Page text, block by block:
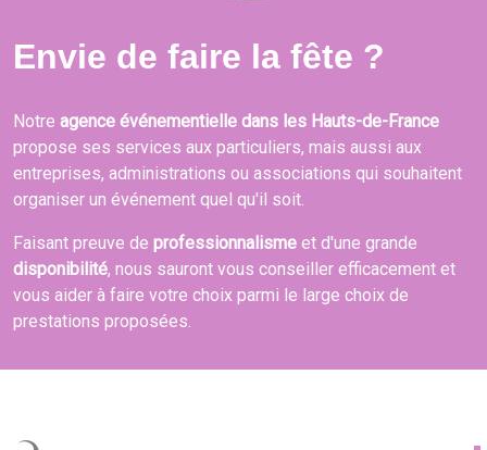
Envie de faire la fête ?
Notre agence événementielle dans les Hauts-de-France
propose ses services aux particuliers, mais aussi aux
entreprises, administrations ou associations qui souhaitent
organiser un événement quel qu'il soit.
Faisant preuve de professionnalisme et d'une grande
disponibilité, nous sauront vous conseiller efficacement et
vous aider à faire votre choix parmi le large choix de
prestations proposées.